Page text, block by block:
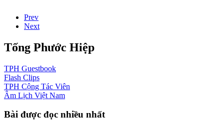
Prev
Next
Tống Phước Hiệp
TPH Guestbook
Flash Clips
TPH Cộng Tác Viên
Âm Lịch Việt Nam
Bài được đọc nhiều nhất